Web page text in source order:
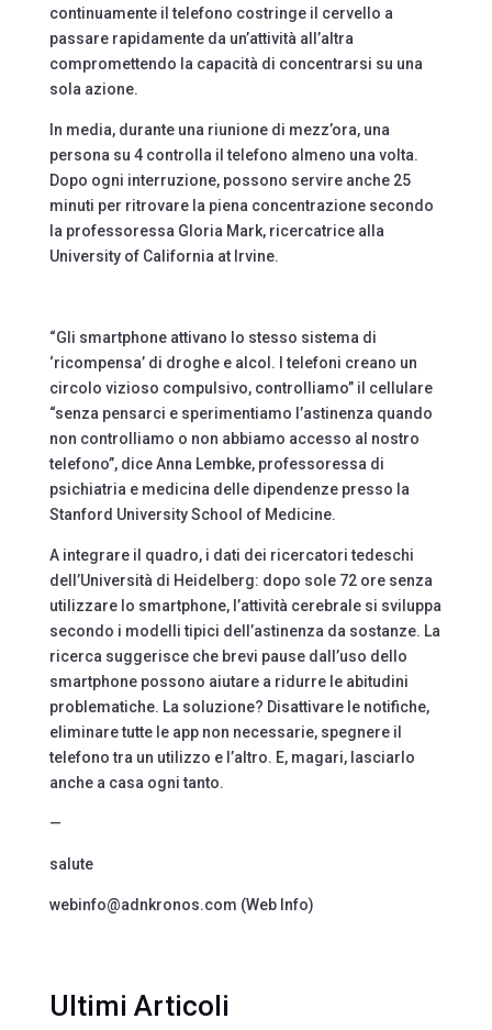
continuamente il telefono costringe il cervello a
passare rapidamente da un’attività all’altra
compromettendo la capacità di concentrarsi su una
sola azione.
In media, durante una riunione di mezz’ora, una
persona su 4 controlla il telefono almeno una volta.
Dopo ogni interruzione, possono servire anche 25
minuti per ritrovare la piena concentrazione secondo
la professoressa Gloria Mark, ricercatrice alla
University of California at Irvine.
“Gli smartphone attivano lo stesso sistema di
‘ricompensa’ di droghe e alcol. I telefoni creano un
circolo vizioso compulsivo, controlliamo” il cellulare
“senza pensarci e sperimentiamo l’astinenza quando
non controlliamo o non abbiamo accesso al nostro
telefono”, dice Anna Lembke, professoressa di
psichiatria e medicina delle dipendenze presso la
Stanford University School of Medicine.
A integrare il quadro, i dati dei ricercatori tedeschi
dell’Università di Heidelberg: dopo sole 72 ore senza
utilizzare lo smartphone, l’attività cerebrale si sviluppa
secondo i modelli tipici dell’astinenza da sostanze. La
ricerca suggerisce che brevi pause dall’uso dello
smartphone possono aiutare a ridurre le abitudini
problematiche. La soluzione? Disattivare le notifiche,
eliminare tutte le app non necessarie, spegnere il
telefono tra un utilizzo e l’altro. E, magari, lasciarlo
anche a casa ogni tanto.
—
salute
webinfo@adnkronos.com (Web Info)
Ultimi Articoli